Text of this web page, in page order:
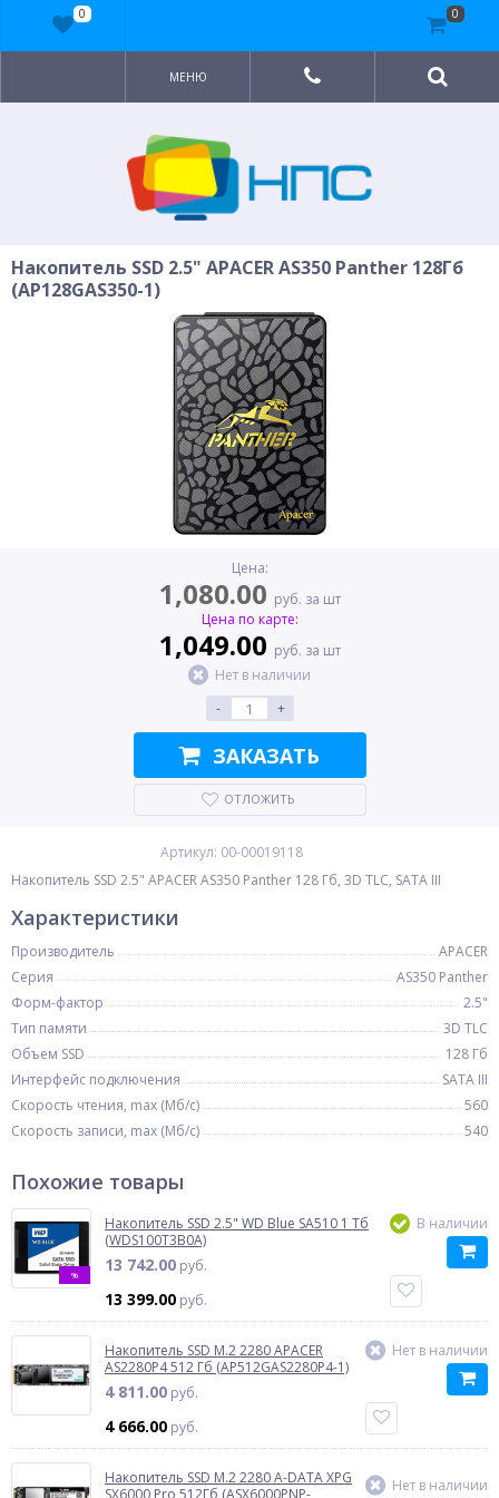
МЕНЮ
Накопитель SSD 2.5" APACER AS350 Panther 128Гб
(AP128GAS350-1)
Цена:
1,080.00 руб. за шт
Цена по карте:
1,049.00 руб. за шт
Нет в наличии
-
+
ЗАКАЗАТЬ
ОТЛОЖИТЬ
Артикул: 00-00019118
Накопитель SSD 2.5" APACER AS350 Panther 128 Гб, 3D TLC, SATA III
Характеристики
Производитель
APACER
Серия
AS350 Panther
Форм-фактор
2.5"
Тип памяти
3D TLC
Объем SSD
128 Гб
Интерфейс подключения
SATA III
Скорость чтения, max (Мб/с)
560
Скорость записи, max (Мб/с)
540
Похожие товары
%
Накопитель SSD 2.5" WD Blue SA510 1 Тб
(WDS100T3B0A)
13 742.00 руб.
13 399.00 руб.
В наличии
Накопитель SSD M.2 2280 APACER
AS2280P4 512 Гб (AP512GAS2280P4-1)
4 811.00 руб.
4 666.00 руб.
Нет в наличии
Накопитель SSD M.2 2280 A-DATA XPG
SX6000 Pro 512Гб (ASX6000PNP-
Нет в наличии
0 0